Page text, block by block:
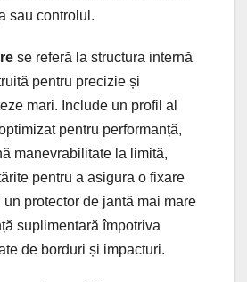
sau controlul.
se referă la structura internă
pentru precizie și
mari. Include un profil al
pentru performanță,
manevrabilitate la limită,
pentru a asigura o fixare
protector de jantă mai mare
suplimentară împotriva
de borduri și impacturi.